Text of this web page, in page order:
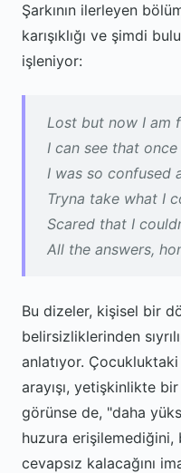
Şarkının ilerleyen
karışıklığı ve şimdi
işleniyor:
Lost but now I am
I can see that
I was so confused
Tryna take what I
Scared that I
All the answers,
Bu dizeler, kişisel bir
belirsizliklerinden
anlatıyor. Çocukluktaki
arayışı, yetişkinlikte
görünse de, "daha
huzura erişilemediğini,
cevapsız kalacağını